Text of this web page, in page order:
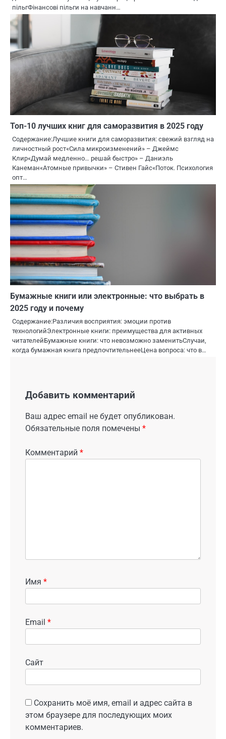
пільгФінансові пільги на навчанн…
Топ-10 лучших книг для саморазвития в 2025 году
Содержание:Лучшие книги для саморазвития: свежий взгляд на
личностный рост«Сила микроизменений» – Джеймс
Клир«Думай медленно… решай быстро» – Даниэль
Канеман«Атомные привычки» – Стивен Гайс«Поток. Психология
опт…
Бумажные книги или электронные: что выбрать в
2025 году и почему
Содержание:Различия восприятия: эмоции против
технологийЭлектронные книги: преимущества для активных
читателейБумажные книги: что невозможно заменитьСлучаи,
когда бумажная книга предпочтительнееЦена вопроса: что в…
Добавить комментарий
Ваш адрес email не будет опубликован.
Обязательные поля помечены *
Комментарий *
Имя *
Email *
Сайт
Сохранить моё имя, email и адрес сайта в
этом браузере для последующих моих
комментариев.